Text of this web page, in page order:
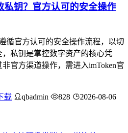
私钥？官方认可的安全操作
循官方认可的安全操作流程，以切
私钥是掌控数字资产的核心凭
官方渠道操作，需进入imToken官
载 qbadmin 828 2026-08-06